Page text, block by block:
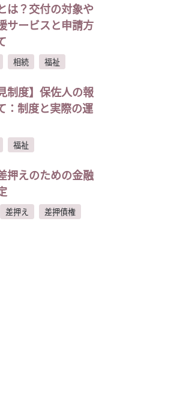
は？交付の対象や
サービスと申請方
相続 福祉
制度】保佐人の報
：制度と実際の運
福祉
押えのための金融
差押え 差押債権